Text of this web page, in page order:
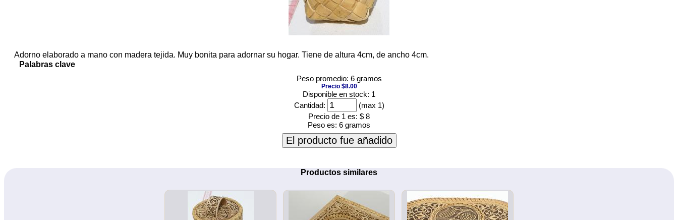
Adorno elaborado a mano con madera tejida. Muy bonita para adornar su hogar. Tiene de altura 4cm, de ancho 4cm.
Palabras clave
Peso promedio: 6 gramos
Precio $8.00
Disponible en stock: 1
Cantidad:
(max 1)
Precio de 1 es: $ 8
Peso es: 6 gramos
El producto fue añadido
Productos similares